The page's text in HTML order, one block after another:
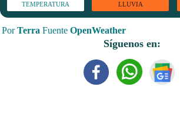
TEMPERATURA LLUVIA
PorTerra Fuente OpenWeather
Síguenos en: